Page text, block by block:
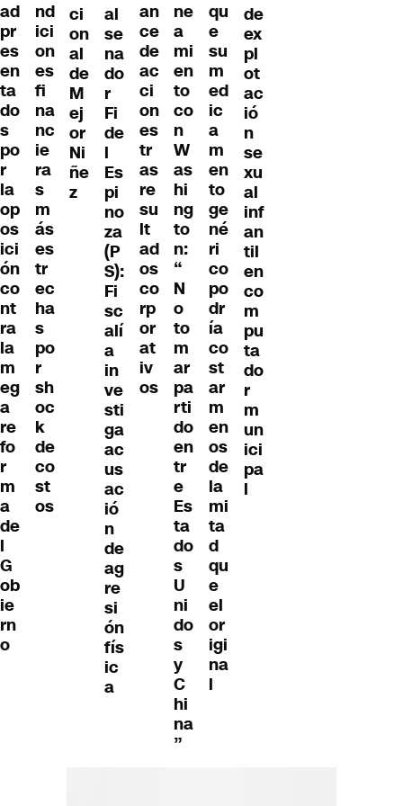
ad
pr
es
en
ta
do
s
po
r
la
op
os
ici
ón
co
nt
ra
la
m
eg
a
re
fo
r
m
a
de
l
G
ob
ie
rn
o
nd
ici
on
es
fi
na
nc
ie
ra
s
m
ás
es
tr
ec
ha
s
po
r
sh
oc
k
de
co
st
os
ci
on
al
de
M
ej
or
Ni
ñe
z
al
se
na
do
r
Fi
de
l
Es
pi
no
za
(P
S):
Fi
sc
alí
a
in
ve
sti
ga
ac
us
ac
ió
n
de
ag
re
si
ón
fís
ic
a
an
ce
de
ac
ci
on
es
tr
as
re
su
lt
ad
os
co
rp
or
at
iv
os
ne
a
mi
en
to
co
n
W
as
hi
ng
to
n:
“
N
o
to
m
ar
pa
rti
do
en
tr
e
Es
ta
do
s
U
ni
do
s
y
C
hi
na
”
qu
e
su
m
ed
ic
a
m
en
to
ge
né
ri
co
po
dr
ía
co
st
ar
m
en
os
de
la
mi
ta
d
qu
e
el
or
igi
na
l
de
ex
pl
ot
ac
ió
n
se
xu
al
inf
an
til
en
co
m
pu
ta
do
r
m
un
ici
pa
l